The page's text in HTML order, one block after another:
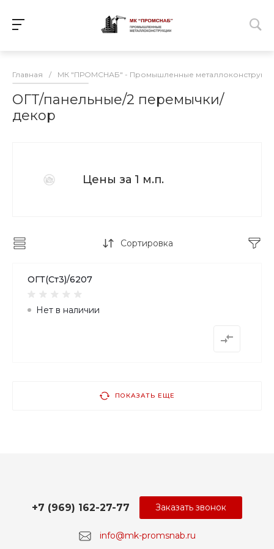
Главная / МК "ПРОМСНАБ" - Промышленные
ОГТ/панельные/2 перемычки/
декор
Цены за 1 м.п.
Сортировка
ОГТ(Ст3)/6207
Нет в наличии
ПОКАЗАТЬ ЕЩЕ
info@mk-promsnab.ru
+7 (969) 162-27-77 Заказать звонок